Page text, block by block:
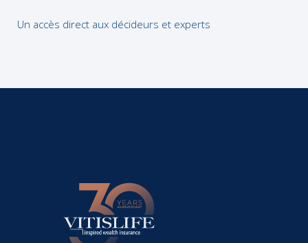
Un accès direct aux décideurs et experts